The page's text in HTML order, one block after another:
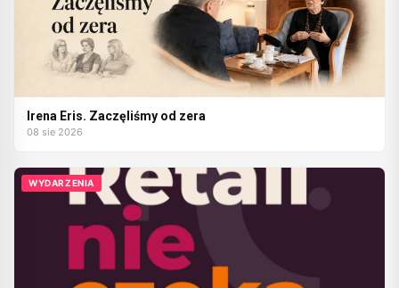
Irena Eris. Zaczęliśmy od zera
08 sie 2026
WYDARZENIA